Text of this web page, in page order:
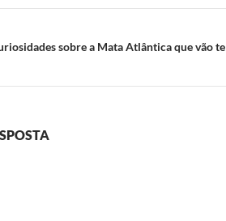
sobre a Mata Atlântica que vão te